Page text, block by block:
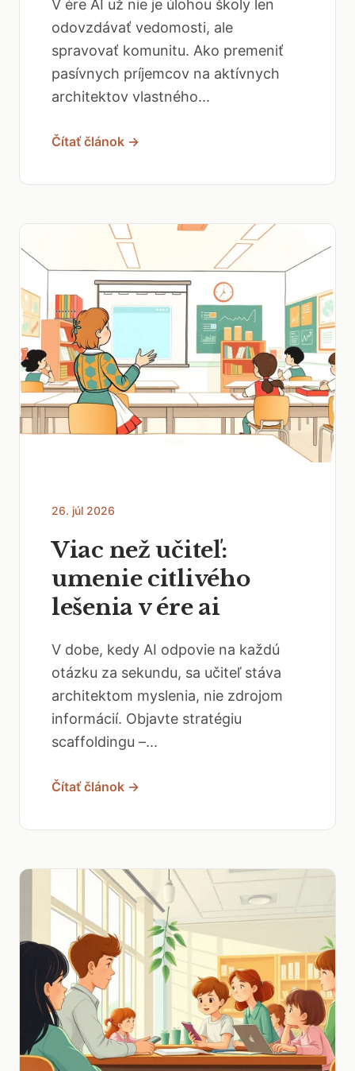
V ére AI už nie je úlohou školy len
odovzdávať vedomosti, ale
spravovať komunitu. Ako premeniť
pasívnych príjemcov na aktívnych
architektov vlastného...
Čítať článok →
26. júl 2026
Viac než učiteľ:
umenie citlivého
lešenia v ére ai
V dobe, kedy AI odpovie na každú
otázku za sekundu, sa učiteľ stáva
architektom myslenia, nie zdrojom
informácií. Objavte stratégiu
scaffoldingu –...
Čítať článok →